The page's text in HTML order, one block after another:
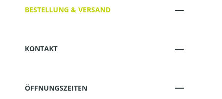
BESTELLUNG & VERSAND
KONTAKT
ÖFFNUNGSZEITEN